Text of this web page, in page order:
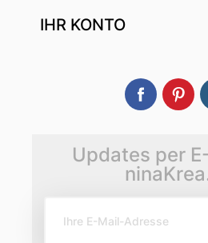
IHR KONTO
Updates per